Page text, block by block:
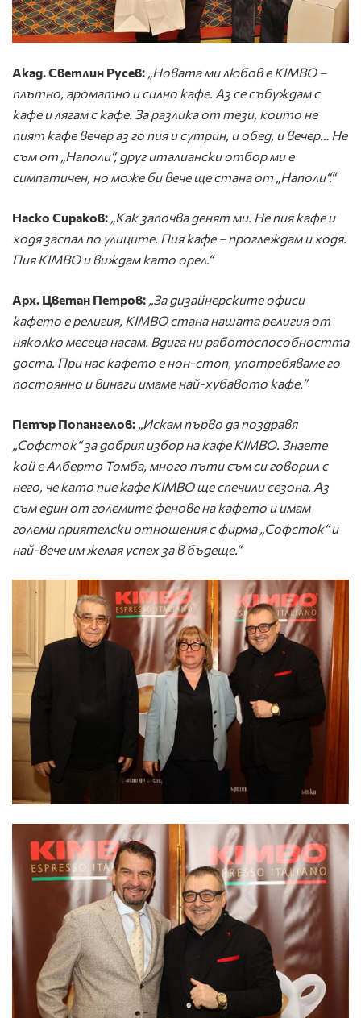
Акад. Светлин Русев: „Новата ми любов е KIMBO –
плътно, ароматно и силно кафе. Аз се събуждам с
кафе и лягам с кафе. За разлика от тези, които не
пият кафе вечер аз го пия и сутрин, и обед, и вечер… Не
съм от „Наполи“, друг италиански отбор ми е
симпатичен, но може би вече ще стана от „Наполи“.“
Наско Сираков: „Как започва денят ми. Не пия кафе и
ходя заспал по улиците. Пия кафе – проглеждам и ходя.
Пия KIMBO и виждам като орел.“
Арх. Цветан Петров: „За дизайнерските офиси
кафето е религия, KIMBO стана нашата религия от
няколко месеца насам. Вдига ни работоспособността
доста. При нас кафето е нон-стоп, употребяваме го
постоянно и винаги имаме най-хубавото кафе.”
Петър Попангелов: „Искам първо да поздравя
„Софсток“ за добрия избор на кафе KIMBO. Знаете
кой е Алберто Томба, много пъти съм си говорил с
него, че като пие кафе KIMBO ще спечили сезона. Аз
съм един от големите фенове на кафето и имам
големи приятелски отношения с фирма „Софсток“ и
най-вече им желая успех за в бъдеще.“